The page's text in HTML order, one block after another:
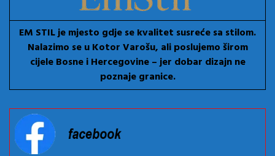
EM STIL je mjesto gdje se kvalitet susreće sa stilom.
Nalazimo se u Kotor Varošu, ali poslujemo širom
cijele Bosne i Hercegovine – jer dobar dizajn ne
poznaje granice.